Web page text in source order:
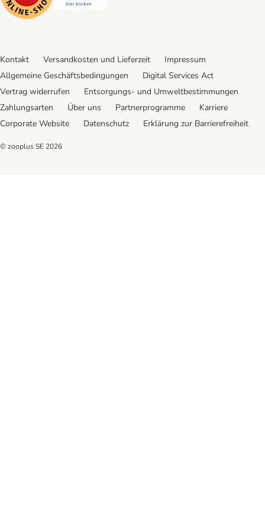
Kontakt Versandkosten und Lieferzeit
Impressum
Allgemeine Geschäftsbedingungen
Digital Services Act
Vertrag widerrufen
Entsorgungs- und Umweltbestimmungen
Zahlungsarten
Über uns Partnerprogramme
Karriere
Corporate Website
Datenschutz Erklärung zur Barrierefreiheit
© zooplus SE 2026